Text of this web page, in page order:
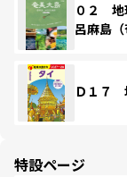
０２
呂麻島
Ｄ１７
特設ページ